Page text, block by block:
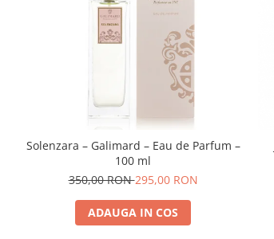
Solenzara – Galimard – Eau de Parfum –
100 ml
350,00 RON295,00 RON
ADAUGA IN COS